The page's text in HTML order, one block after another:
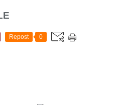
Repost 0